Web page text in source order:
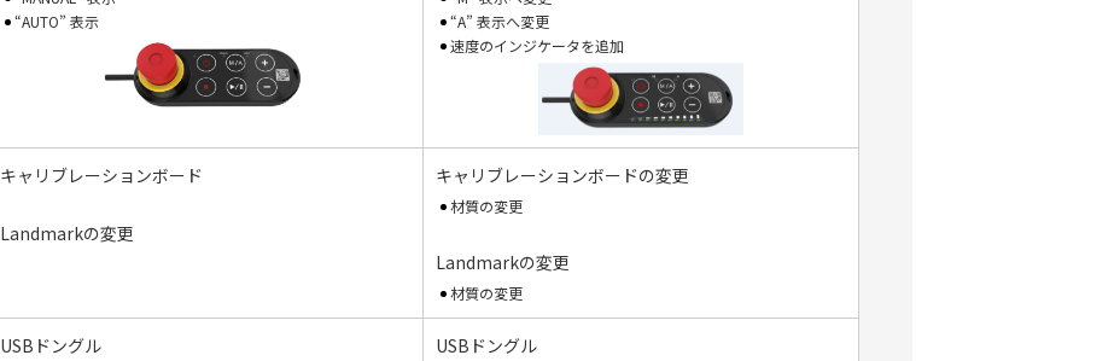
“AUTO” 表示
“A” 表示へ変更
速度のインジケータを追加
キャリブレーションボード
Landmarkの変更
キャリブレーションボードの変更
材質の変更
Landmarkの変更
材質の変更
USBドングル USBドングル